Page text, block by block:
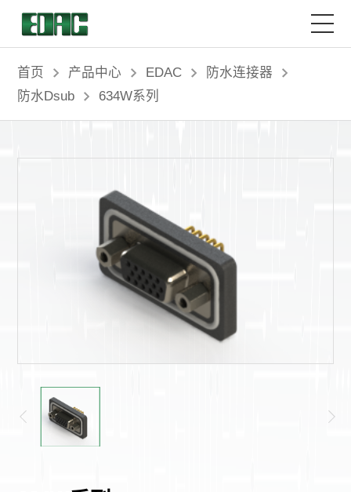
首页
产品中心
首页 产品中心 EDAC
防水连接器
防水Dsub
634W系列